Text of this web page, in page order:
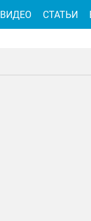
ВИДЕО СТАТЬИ